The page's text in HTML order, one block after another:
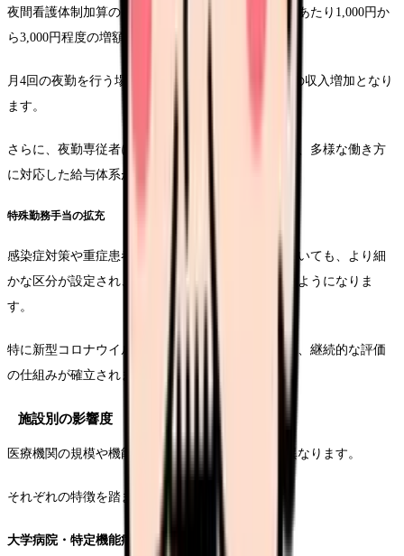
夜間看護体制加算の見直しにより、夜勤手当は一回あたり1,000円か
ら3,000円程度の増額が見込まれます。
月4回の夜勤を行う場合、月額4,000円から12,000円の収入増加となり
ます。
さらに、夜勤専従者に対する特別な評価も新設され、多様な働き方
に対応した給与体系が整備されます。
特殊勤務手当の拡充
感染症対策や重症患者対応などの特殊勤務手当についても、より細
かな区分が設定され、実態に即した評価が行われるようになりま
す。
特に新型コロナウイルス感染症への対応については、継続的な評価
の仕組みが確立されました。
施設別の影響度
医療機関の規模や機能によって、改定の影響度は異なります。
それぞれの特徴を踏まえた対応が必要となります。
大学病院・特定機能病院